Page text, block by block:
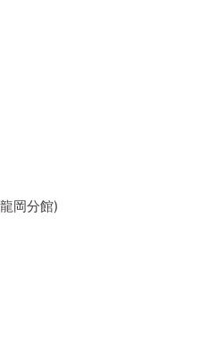
岡分館)